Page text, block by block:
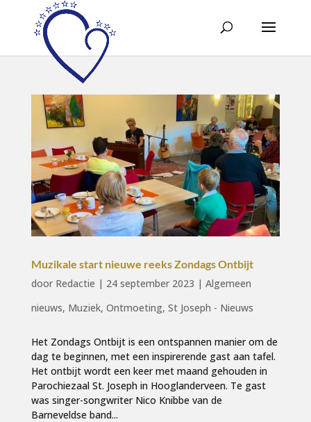
Muzikale start nieuwe reeks Zondags Ontbijt
door Redactie | 24 september 2023 | Algemeen
nieuws, Muziek, Ontmoeting, St Joseph - Nieuws
Het Zondags Ontbijt is een ontspannen manier om de
dag te beginnen, met een inspirerende gast aan tafel.
Het ontbijt wordt een keer met maand gehouden in
Parochiezaal St. Joseph in Hooglanderveen. Te gast
was singer-songwriter Nico Knibbe van de
Barneveldse band...